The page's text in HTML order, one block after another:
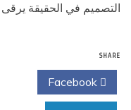
التصميم في الحقيقة يرقى
SHARE